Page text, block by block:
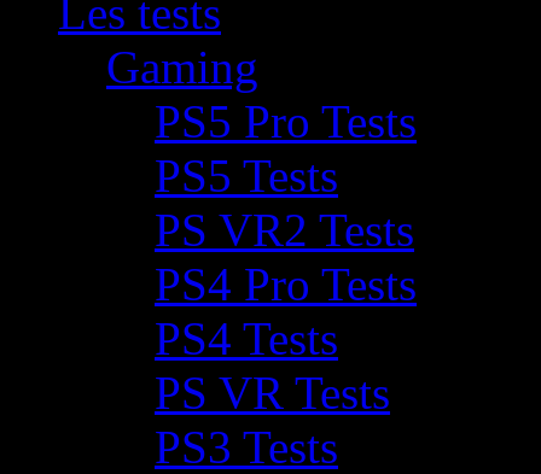
Les tests
Gaming
PS5 Pro Tests
PS5 Tests
PS VR2 Tests
PS4 Pro Tests
PS4 Tests
PS VR Tests
PS3 Tests